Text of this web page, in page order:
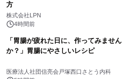
方
株式会社LPN
4時間前
「胃腸が疲れた日に、作ってみません
か？」胃腸にやさしいレシピ
医療法人社団信亮会戸塚西口さとう内科